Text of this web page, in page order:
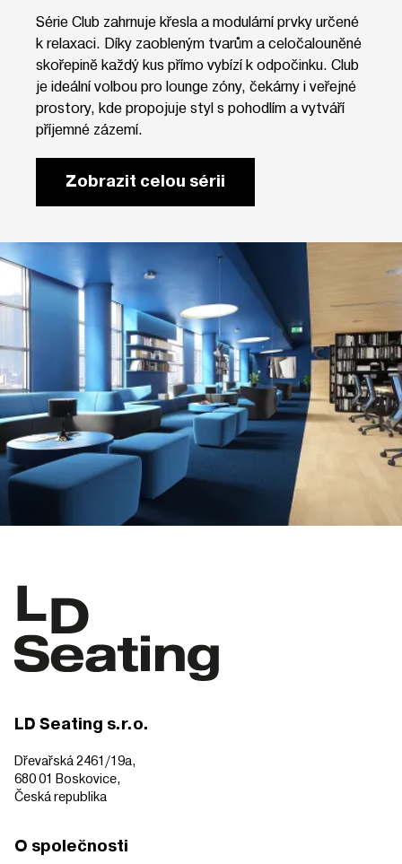
Série Club zahrnuje křesla a modulární prvky určené
k relaxaci. Díky zaobleným tvarům a celočalouněné
skořepině každý kus přímo vybízí k odpočinku. Club
je ideální volbou pro lounge zóny, čekárny i veřejné
prostory, kde propojuje styl s pohodlím a vytváří
příjemné zázemí.
Zobrazit celou sérii
LD Seating s.r.o.
Dřevařská 2461/19a,
680 01 Boskovice,
Česká republika
O společnosti